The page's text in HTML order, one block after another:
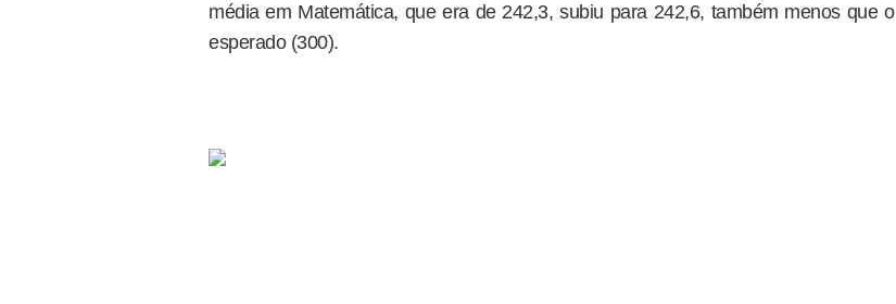
média em Matemática, que era de 242,3, subiu para 242,6, também menos que o
esperado (300).